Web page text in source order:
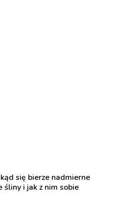
się bierze nadmierne
śliny i jak z nim sobie